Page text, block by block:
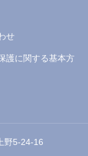
せ
護に関する基本方
5-24-16